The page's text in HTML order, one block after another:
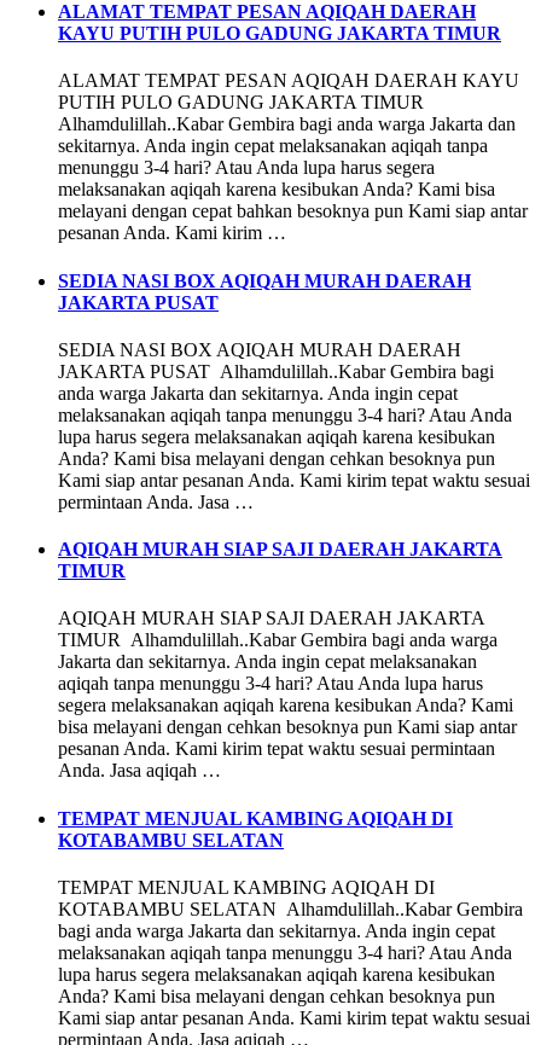
ALAMAT TEMPAT PESAN AQIQAH DAERAH
KAYU PUTIH PULO GADUNG JAKARTA TIMUR
ALAMAT TEMPAT PESAN AQIQAH DAERAH KAYU
PUTIH PULO GADUNG JAKARTA TIMUR
Alhamdulillah..Kabar Gembira bagi anda warga Jakarta dan
sekitarnya. Anda ingin cepat melaksanakan aqiqah tanpa
menunggu 3-4 hari? Atau Anda lupa harus segera
melaksanakan aqiqah karena kesibukan Anda? Kami bisa
melayani dengan cepat bahkan besoknya pun Kami siap antar
pesanan Anda. Kami kirim …
SEDIA NASI BOX AQIQAH MURAH DAERAH
JAKARTA PUSAT
SEDIA NASI BOX AQIQAH MURAH DAERAH
JAKARTA PUSAT Alhamdulillah..Kabar Gembira bagi
anda warga Jakarta dan sekitarnya. Anda ingin cepat
melaksanakan aqiqah tanpa menunggu 3-4 hari? Atau Anda
lupa harus segera melaksanakan aqiqah karena kesibukan
Anda? Kami bisa melayani dengan cehkan besoknya pun
Kami siap antar pesanan Anda. Kami kirim tepat waktu sesuai
permintaan Anda. Jasa …
AQIQAH MURAH SIAP SAJI DAERAH JAKARTA
TIMUR
AQIQAH MURAH SIAP SAJI DAERAH JAKARTA
TIMUR Alhamdulillah..Kabar Gembira bagi anda warga
Jakarta dan sekitarnya. Anda ingin cepat melaksanakan
aqiqah tanpa menunggu 3-4 hari? Atau Anda lupa harus
segera melaksanakan aqiqah karena kesibukan Anda? Kami
bisa melayani dengan cehkan besoknya pun Kami siap antar
pesanan Anda. Kami kirim tepat waktu sesuai permintaan
Anda. Jasa aqiqah …
TEMPAT MENJUAL KAMBING AQIQAH DI
KOTABAMBU SELATAN
TEMPAT MENJUAL KAMBING AQIQAH DI
KOTABAMBU SELATAN Alhamdulillah..Kabar Gembira
bagi anda warga Jakarta dan sekitarnya. Anda ingin cepat
melaksanakan aqiqah tanpa menunggu 3-4 hari? Atau Anda
lupa harus segera melaksanakan aqiqah karena kesibukan
Anda? Kami bisa melayani dengan cehkan besoknya pun
Kami siap antar pesanan Anda. Kami kirim tepat waktu sesuai
permintaan Anda. Jasa aqiqah …